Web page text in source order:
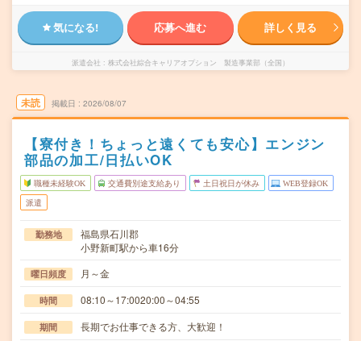
気になる! 応募へ進む 詳しく見る
派遣会社 株式会社綜合キャリアオプション 製造事業部（全国）
未読 掲載日 2026/08/07
【寮付き！ちょっと遠くても安心】エンジン
部品の加工/日払いOK
職種未経験OK 交通費別途支給あり 土日祝日が休み WEB登録OK
派遣
勤務地
福島県石川郡
小野新町駅から車16分
曜日頻度 月～金
時間 08:10～17:0020:00～04:55
期間 長期でお仕事できる方、大歓迎！